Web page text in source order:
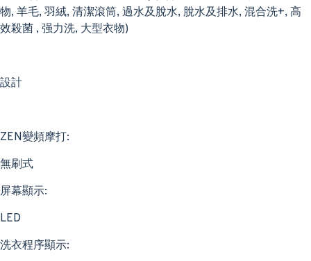
物, 羊毛, 羽絨, 清潔滾筒, 過水及脫水, 脫水及排水, 混合洗+, 高
效殺菌 , 强力洗, 大型衣物)
設計
ZEN變頻摩打:
無刷式
屏幕顯示:
LED
洗衣程序顯示: